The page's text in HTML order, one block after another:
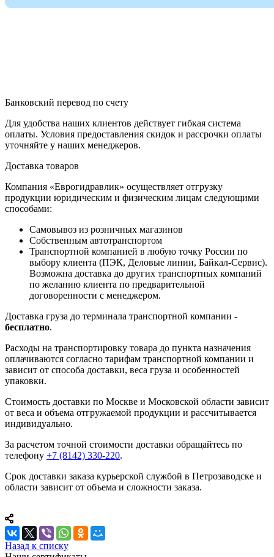
Банковский перевод по счету
Для удобства наших клиентов действует гибкая система
оплаты. Условия предоставления скидок и рассрочки оплаты
уточняйте у наших менеджеров.
Доставка товаров
Компания «Еврогидравлик» осуществляет отгрузку
продукции юридическим и физическим лицам следующими
способами:
Самовывоз из розничных магазинов
Собственным автотранспортом
Транспортной компанией в любую точку России по
выбору клиента (ПЭК, Деловые линии, Байкал-Сервис).
Возможна доставка до других транспортных компаний
по желанию клиента по предварительной
договоренности с менеджером.
Доставка груза до терминала транспортной компании -
бесплатно.
Расходы на транспортировку товара до пункта назначения
оплачиваются согласно тарифам транспортной компании и
зависит от способа доставки, веса груза и особенностей
упаковки.
Стоимость доставки по Москве и Московской области зависит
от веса и объема отгружаемой продукции и рассчитывается
индивидуально.
За расчетом точной стоимости доставки обращайтесь по
телефону +7 (8142) 330-220.
Срок доставки заказа курьерской службой в Петрозаводске и
области зависит от объема и сложности заказа.
Назад к списку